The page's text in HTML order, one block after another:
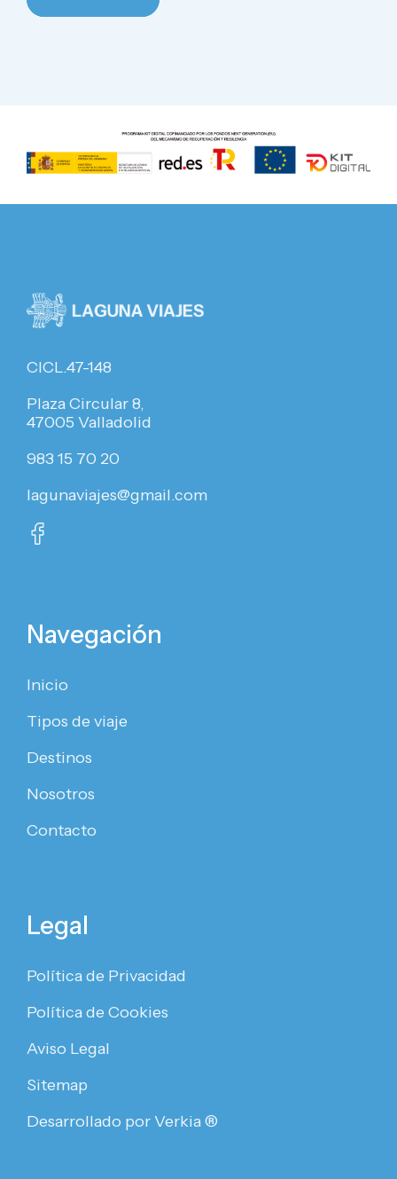
CICL.47-148
Plaza Circular 8,
47005 Valladolid
983 15 70 20
lagunaviajes@gmail.com
Navegación
Inicio
Tipos de viaje
Destinos
Nosotros
Contacto
Legal
Política de Privacidad
Política de Cookies
Aviso Legal
Sitemap
Desarrollado por Verkia ®